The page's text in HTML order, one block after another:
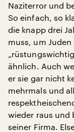
Naziterror und
So einfach, so
die knapp drei
muss, um
ähnlich. Auch
er sie gar nicht
mehrmals und
wieder raus und
seiner Firma.